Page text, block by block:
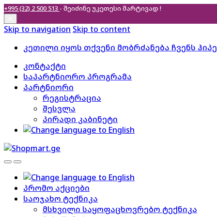
+995 (32) 2 500 513 - შეიძინე უკეთესი მარტივად !
Skip to navigation Skip to content
კეთილი იყოს თქვენი მობრძანება ჩვენს
კონტაქტი
საპარტნიორო პროგრამა
პარტნიორი
რეგისტრაცია
შესვლა
პირადი კაბინეტი
პრომო აქციები
საოჯახო ტექნიკა
მსხვილი საყოფაცხოვრებო ტექნიკა